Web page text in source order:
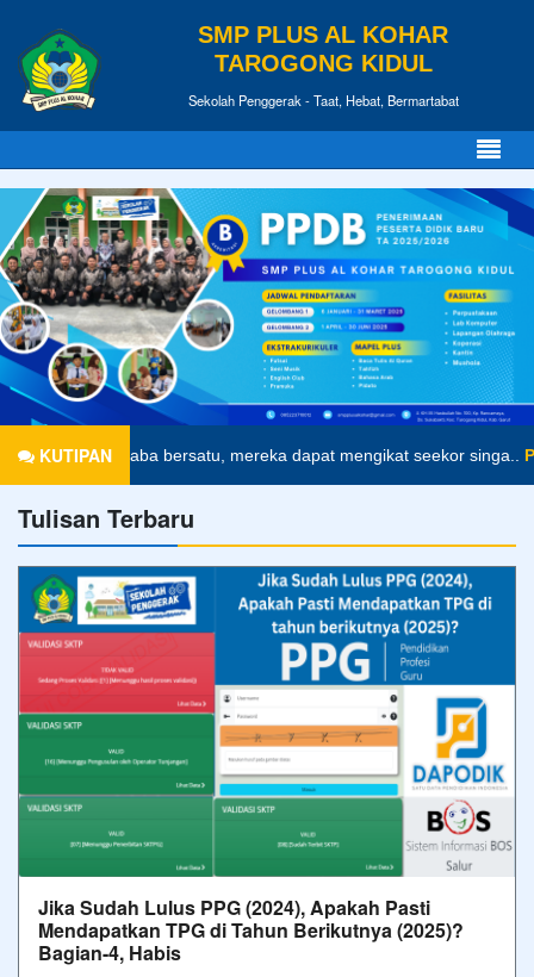
SMP PLUS AL KOHAR
TAROGONG KIDUL
Sekolah Penggerak - Taat, Hebat, Bermartabat
KUTIPAN
laba-laba bersatu, mereka dapat mengikat seekor singa..
Tulisan Terbaru
Jika Sudah Lulus PPG (2024), Apakah Pasti
Mendapatkan TPG di Tahun Berikutnya (2025)?
Bagian-4, Habis